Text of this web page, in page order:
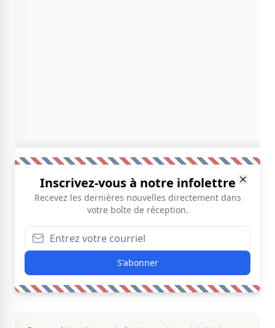
Inscrivez-vous à notre infolettre
Recevez les dernières nouvelles directement dans
votre boîte de réception.
S'abonner